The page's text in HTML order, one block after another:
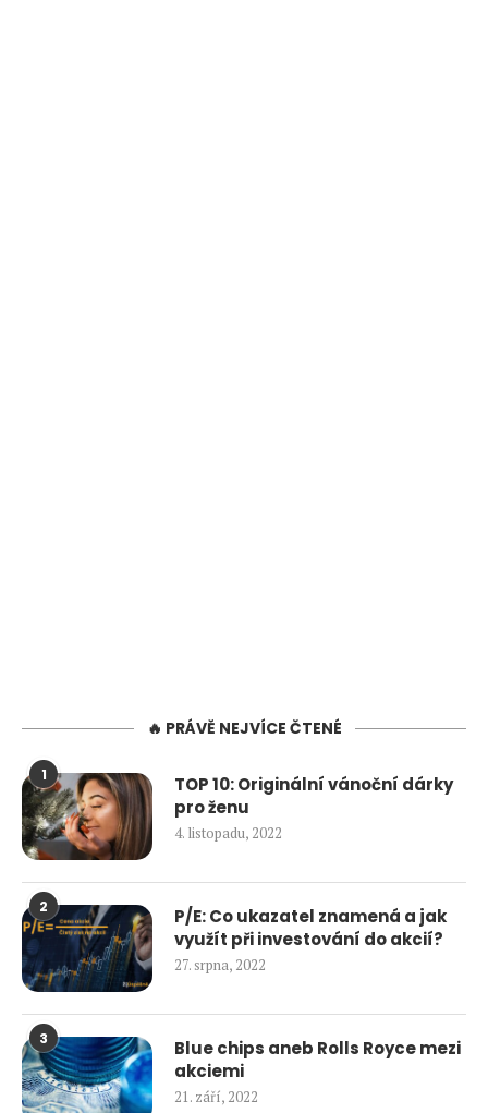
🔥 PRÁVĚ NEJVÍCE ČTENÉ
1
TOP 10: Originální vánoční dárky
pro ženu
4. listopadu, 2022
2
P/E: Co ukazatel znamená a jak
využít při investování do akcií?
27. srpna, 2022
3
Blue chips aneb Rolls Royce mezi
akciemi
21. září, 2022